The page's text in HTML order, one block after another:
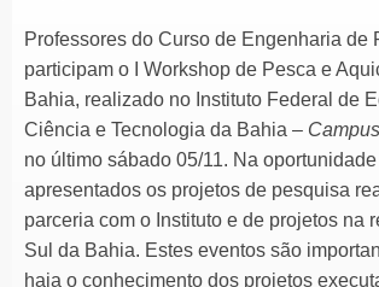
Professores do Curso de Engenharia de
participam o I Workshop de Pesca e
Bahia, realizado no Instituto Federal de
Ciência e Tecnologia da Bahia – Campus
no último sábado 05/11. Na
apresentados os projetos de pesquisa
parceria com o Instituto e de projetos na
Sul da Bahia. Estes eventos são
haja o conhecimento dos projetos